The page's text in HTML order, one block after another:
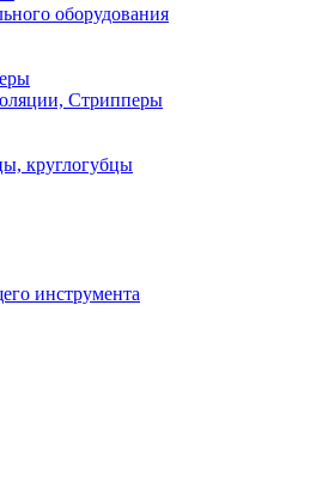
оборудования
Стрипперы
круглогубцы
инструмента